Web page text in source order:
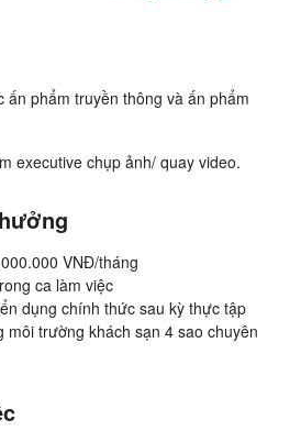
ấn phẩm truyền thông và ấn phẩm
executive chụp ảnh/ quay video.
VNĐ/tháng
ca làm việc
dụng chính thức sau kỳ thực tập
trường khách sạn 4 sao chuyên